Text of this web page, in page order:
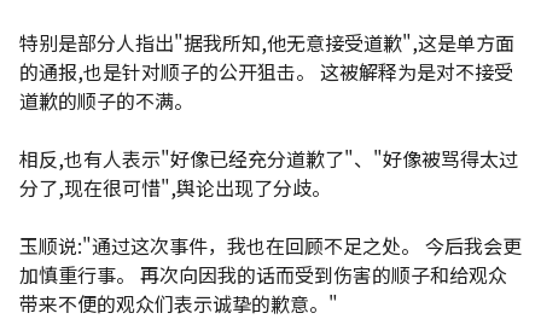
特别是部分人指出"据我所知,他无意接受道歉",这是单方面
的通报,也是针对顺子的公开狙击。 这被解释为是对不接受
道歉的顺子的不满。
相反,也有人表示"好像已经充分道歉了"、"好像被骂得太过
分了,现在很可惜",舆论出现了分歧。
玉顺说:"通过这次事件，我也在回顾不足之处。 今后我会更
加慎重行事。 再次向因我的话而受到伤害的顺子和给观众
带来不便的观众们表示诚挚的歉意。"